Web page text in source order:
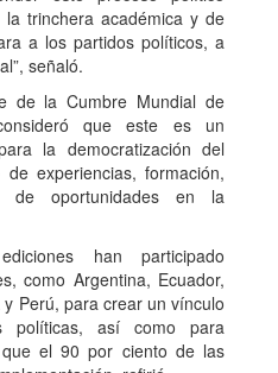
trinchera académica y de
a los partidos políticos, a
señaló.
de la Cumbre Mundial de
que este es un
la democratización del
experiencias, formación,
oportunidades en la
han participado
como Argentina, Ecuador,
Perú, para crear un vínculo
políticas, así como para
el 90 por ciento de las